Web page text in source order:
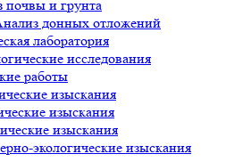
почвы и грунта
донных отложений
лаборатория
исследования
работы
изыскания
изыскания
изыскания
экологические изыскания